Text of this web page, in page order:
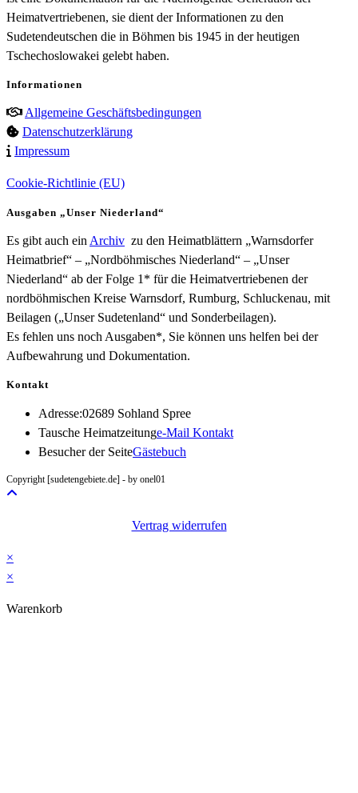
Heimatvertriebenen, sie dient der Informationen zu den
Sudetendeutschen die in Böhmen bis 1945 in der heutigen
Tschechoslowakei gelebt haben.
Informationen
Allgemeine Geschäftsbedingungen
Datenschutzerklärung
Impressum
Cookie-Richtlinie (EU)
Ausgaben „Unser Niederland“
Es gibt auch ein Archiv zu den Heimatblättern „Warnsdorfer
Heimatbrief“ – „Nordböhmisches Niederland“ – „Unser
Niederland“ ab der Folge 1* für die Heimatvertriebenen der
nordböhmischen Kreise Warnsdorf, Rumburg, Schluckenau, mit
Beilagen („Unser Sudetenland“ und Sonderbeilagen).
Es fehlen uns noch Ausgaben*, Sie können uns helfen bei der
Aufbewahrung und Dokumentation.
Kontakt
Adresse:02689 Sohland Spree
Tausche Heimatzeitunge-Mail KontaktOpens
Besucher der SeiteGästebuch
Copyright [sudetengebiete.de] - by onel01
Vertrag widerrufen
×
×
Warenkorb